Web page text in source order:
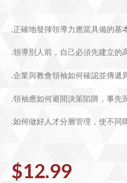
.正確地發揮領導力應當具備的基
.領導別人前，自己必須先建立的
.企業與教會領袖如何確認並傳遞
.領袖應如何避開決策陷阱，事先
.如何做好人才分層管理，使不同
$12.99